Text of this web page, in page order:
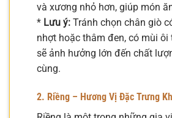
và xương nhỏ hơn, giúp món
* Lưu ý: Tránh chọn chân giò
nhợt hoặc thâm đen, có mùi
sẽ ảnh hưởng lớn đến chất
cùng.
2. Riềng – Hương Vị Đặc Trưng